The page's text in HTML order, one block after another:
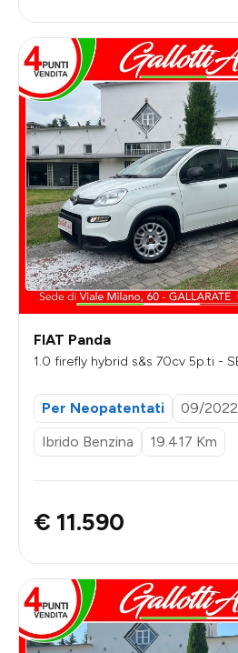
FIAT Panda
1.0 firefly hybrid s&s 70cv 5p.ti - SENZA VINCOLI DI FINA
Per Neopatentati
09/2022
Ibrido Benzina
19.417 Km
€ 11.590